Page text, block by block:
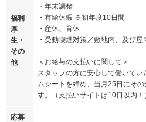
福利
厚
生・
その
他
・年末調整
・有給休暇 ※初年度10日間
・産休、育休
・受動喫煙対策／敷地内、及び屋
＜お給与の支払いに関して＞
スタッフの方に安心して働いて
ムシートを締め、当月25日にそ
す。（支払いサイトは10日以内！
応募